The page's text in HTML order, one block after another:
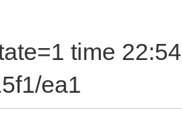
time
ea1